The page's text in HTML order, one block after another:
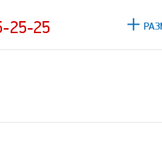
25-25